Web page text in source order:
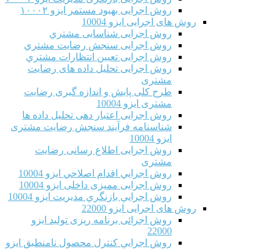
روش اجرایی بهبود مستمر ایزو ۱۰۰۰۲
روش های اجرایی ایزو 10004
روش اجرایی شناسایی مشتري
روش اجرایی سنجش رضایت مشتري
روش اجرایی تعیین انتظارات مشتري
روش اجرایی تحلیل داده های رضایت
مشتری
طرح کلی پایش و اندازه گیری رضایت
مشتری ایزو 10004
روش اجرایی اعتبار دهی تحلیل داده ها
شناسنامه فرآیند سنجش رضایت مشتری
ایزو 10004
روش اجرایی اطلاع رسانی رضایت
مشتری
روش اجرايي اقدام اصلاحي ایزو 10004
روش اجرایی ممیزی داخلی ایزو 10004
روش اجرايي بازنگري مديريت ایزو 10004
روش های اجرایی ایزو 22000
روش اجرائی برنامه ريزی توليد ایزو
22000
روش اجرايي كنترل محصول نامنطبق ایزو